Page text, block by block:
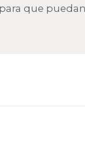
que